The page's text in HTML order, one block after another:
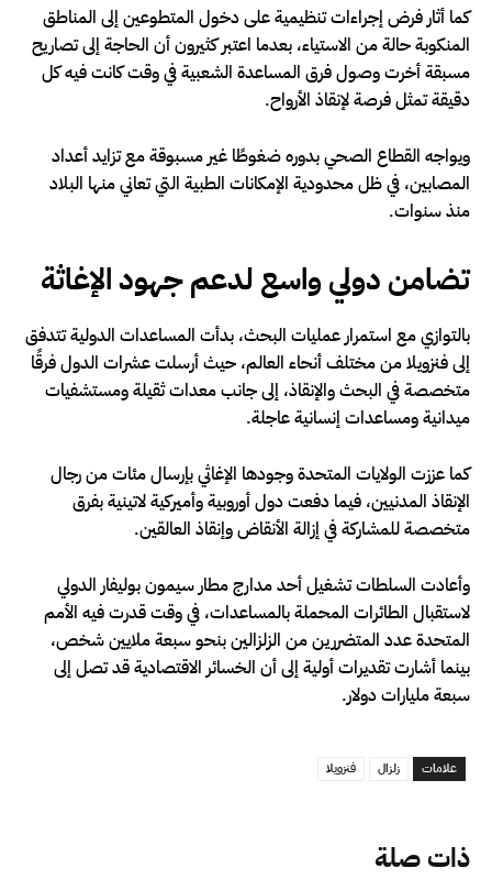
ذات صلة
كما أثار فرض إجراءات تنظيمية على دخول المتطوعين إلى المناطق
المنكوبة حالة من الاستياء، بعدما اعتبر كثيرون أن الحاجة إلى تصاريح
مسبقة أخرت وصول فرق المساعدة الشعبية في وقت كانت فيه كل
دقيقة تمثل فرصة لإنقاذ الأرواح.
ويواجه القطاع الصحي بدوره ضغوطًا غير مسبوقة مع تزايد أعداد
المصابين، في ظل محدودية الإمكانات الطبية التي تعاني منها البلاد
منذ سنوات.
تضامن دولي واسع لدعم جهود الإغاثة
بالتوازي مع استمرار عمليات البحث، بدأت المساعدات الدولية تتدفق
إلى فنزويلا من مختلف أنحاء العالم، حيث أرسلت عشرات الدول فرقًا
متخصصة في البحث والإنقاذ، إلى جانب معدات ثقيلة ومستشفيات
ميدانية ومساعدات إنسانية عاجلة.
كما عززت الولايات المتحدة وجودها الإغاثي بإرسال مئات من رجال
الإنقاذ المدنيين، فيما دفعت دول أوروبية وأميركية لاتينية بفرق
متخصصة للمشاركة في إزالة الأنقاض وإنقاذ العالقين.
وأعادت السلطات تشغيل أحد مدارج مطار سيمون بوليفار الدولي
لاستقبال الطائرات المحملة بالمساعدات، في وقت قدرت فيه الأمم
المتحدة عدد المتضررين من الزلزالين بنحو سبعة ملايين شخص،
بينما أشارت تقديرات أولية إلى أن الخسائر الاقتصادية قد تصل إلى
سبعة مليارات دولار.
علامات زلزال فنزويلا